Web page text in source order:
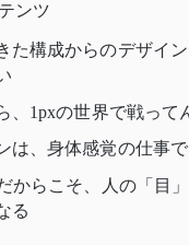
ンツ
た構成からのデザイ
、1pxの世界で戦って
は、身体感覚の仕事
からこそ、人の「目
る